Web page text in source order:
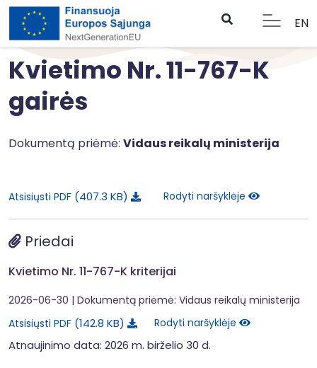
EN
Kvietimo Nr. 11-767-K
gairės
Dokumentą priėmė: Vidaus reikalų ministerija
Atsisiųsti PDF 407.3 KB Rodyti naršyklėje
Priedai
Kvietimo Nr. 11-767-K kriterijai
2026-06-30 | Dokumentą priėmė: Vidaus reikalų ministerija
Atsisiųsti PDF 142.8 KB Rodyti naršyklėje
Atnaujinimo data: 2026 m. birželio 30 d.